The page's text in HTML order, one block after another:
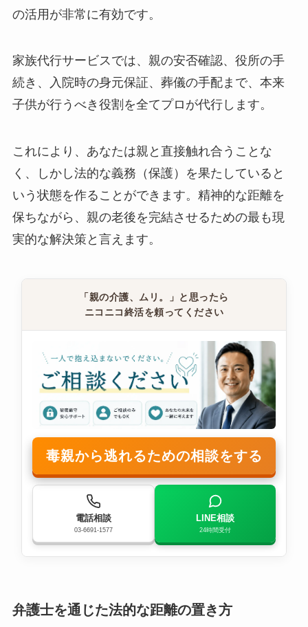
の活用が非常に有効です。
家族代行サービスでは、親の安否確認、役所の手
続き、入院時の身元保証、葬儀の手配まで、本来
子供が行うべき役割を全てプロが代行します。
これにより、あなたは親と直接触れ合うことな
く、しかし法的な義務（保護）を果たしていると
いう状態を作ることができます。精神的な距離を
保ちながら、親の老後を完結させるための最も現
実的な解決策と言えます。
「親の介護、ムリ。」と思ったら
ニコニコ終活を頼ってください
毒親から逃れるための相談をする
電話相談
03-6691-1577
LINE相談
24時間受付
弁護士を通じた法的な距離の置き方